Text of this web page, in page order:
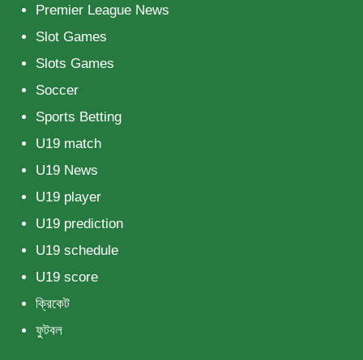
Premier League News
Slot Games
Slots Games
Soccer
Sports Betting
U19 match
U19 News
U19 player
U19 prediction
U19 schedule
U19 score
ক্রিকেট
ফুটবল